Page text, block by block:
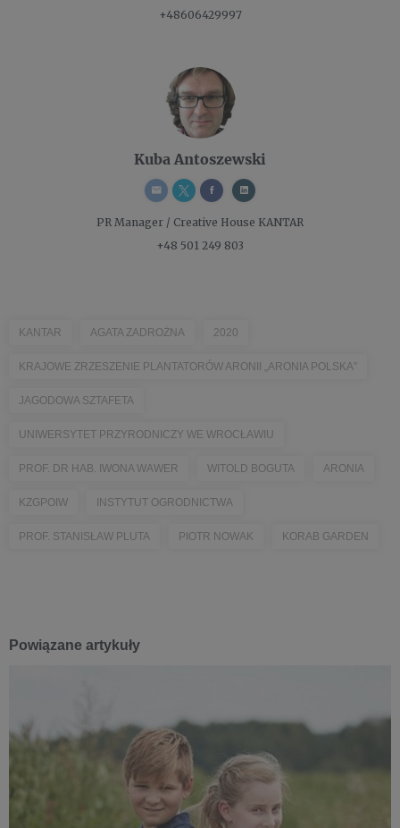
+48606429997
Kuba Antoszewski
PR Manager / Creative House KANTAR
+48 501 249 803
KANTAR AGATA ZADROŻNA 2020
KRAJOWE ZRZESZENIE PLANTATORÓW ARONII „ARONIA POLSKA”
JAGODOWA SZTAFETA
UNIWERSYTET PRZYRODNICZY WE WROCŁAWIU
PROF. DR HAB. IWONA WAWER WITOLD BOGUTA ARONIA
KZGPOIW INSTYTUT OGRODNICTWA
PROF. STANISŁAW PLUTA PIOTR NOWAK KORAB GARDEN
Powiązane artykuły